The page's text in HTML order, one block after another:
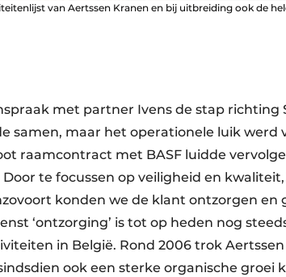
van Aertssen Kranen en bij uitbreiding ook de
met partner Ivens de stap richting
samen, maar het operationele luik werd
raamcontract met BASF luidde
te focussen op veiligheid en kwaliteit,
konden we de klant ontzorgen en
‘ontzorging’ is tot op heden nog
in België. Rond 2006 trok
ook een sterke organische groei